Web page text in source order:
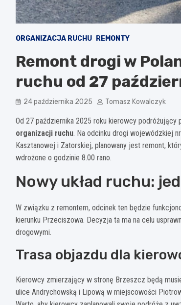
ORGANIZACJA RUCHU REMONTY
Remont drogi w
ruchu od 27
24 października 2025 Tomasz Kowalczyk
Od 27 października 2025 roku kierowcy
organizacji ruchu. Na odcinku drogi wojewódzkiej
Kasztanowej i Zatorskiej, planowany jest remont,
wdrożone o godzinie 8.00 rano.
Nowy układ ruchu:
W związku z remontem, odcinek ten będzie
kierunku Przeciszowa. Decyzja ta ma na celu
drogowymi.
Trasa objazdu dla
Kierowcy zmierzający w stronę Brzeszcz będą
ulice Andrychowską i Lipową w miejscowości